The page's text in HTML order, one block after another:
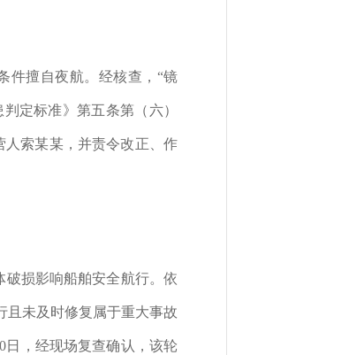
件擅自夜航。经核查，“镜
定标准》第五条第（六）
索某某，并责令改正、作
破损影响船舶安全航行。依
且未及时修复属于重大事故
日，经现场复查确认，该轮